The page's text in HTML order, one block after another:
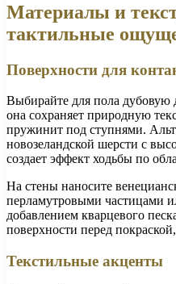
Материалы и
тактильные
Поверхности для
Выбирайте для пола дубовую
она сохраняет природную
пружинит под ступнями.
новозеландской шерсти с
создает эффект ходьбы по
На стены наносите
перламутровыми частицами
добавлением кварцевого
поверхности перед
Текстильные акценты